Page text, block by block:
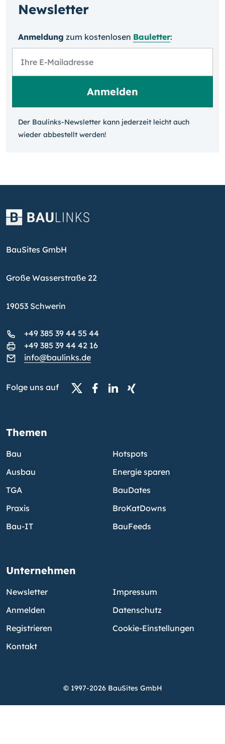
Newsletter
Anmeldung zum kosten­losen Bauletter:
Der Baulinks-Newsletter kann jeder­zeit leicht auch
wieder ab­bestellt werden!
BauSites GmbH
Große Wasserstraße 22
19053 Schwerin
+49 385 39 44 55 44
+49 385 39 44 42 16
info@baulinks.de
Folge uns auf
Themen
Bau
Ausbau
TGA
Praxis
Bau-IT
Hotspots
Energie sparen
BauDates
BroKatDowns
BauFeeds
Unternehmen
Newsletter
Anmelden
Registrieren
Kontakt
Impressum
Datenschutz
Cookie-Einstellungen
© 1997-2026 BauSites GmbH